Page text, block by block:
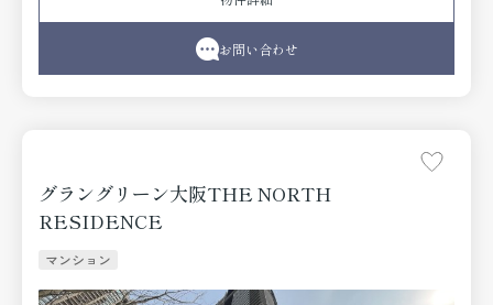
なく、掃除がしやすいシステムキッチンを備えておりま
す。当社は大阪市北区に密着しており、多種多様な賃貸住
宅情報をお取り扱いしております。ご希望の条件がござい
お問い合わせ
グラングリーン大阪THE NORTH
RESIDENCE
マンション